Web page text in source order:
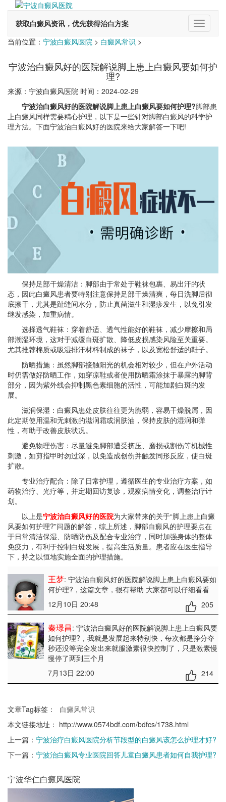
获取白癜风资讯，优先获得治白方案
切
换
当前位置： 宁波白癜风医院 > 白癜风常识 >
宁波治白癜风好的医院解说脚上患上白癜风要如何护
理?
来源：宁波白癜风医院 时间：2024-02-29
宁波治白癜风好的医院解说脚上患上白癜风要如何护理?脚部患
上白癜风同样需要精心护理，以下是一些针对脚部白癜风的科学护
理方法。下面宁波治白癜风好的医院来给大家解答一下吧!
保持足部干燥清洁：脚部由于常处于鞋袜包裹、易出汗的状
态，因此白癜风患者要特别注意保持足部干燥清爽，每日洗脚后彻
底擦干，尤其是趾缝间水分，防止真菌滋生和湿疹发生，以免引发
继发感染，加重病情。
选择透气鞋袜：穿着舒适、透气性能好的鞋袜，减少摩擦和局
部潮湿环境，这对于减缓白斑扩散、降低皮损感染风险至关重要。
尤其推荐棉质或吸湿排汗材料制成的袜子，以及宽松舒适的鞋子。
防晒措施：虽然脚部接触阳光的机会相对较少，但在户外活动
时仍需做好防晒工作，如穿凉鞋或者使用防晒霜涂抹于暴露的脚背
部分，因为紫外线会抑制黑色素细胞的活性，可能加剧白斑的发
展。
滋润保湿：白癜风患处皮肤往往更为脆弱，容易干燥脱屑，因
此定期使用温和无刺激的滋润霜或润肤油，保持皮肤的湿润和弹
性，有助于改善皮肤状况。
避免物理伤害：尽量避免脚部遭受挤压、磨损或割伤等机械性
刺激，如剪指甲时勿过深，以免造成创伤并触发同形反应，使白斑
扩散。
专业治疗配合：除了日常护理，遵循医生的专业治疗方案，如
药物治疗、光疗等，并定期回访复诊，观察病情变化，调整治疗计
划。
以上是宁波治白癜风好的医院为大家带来的关于“脚上患上白癜
风要如何护理?”问题的解答，综上所述，脚部白癜风的护理要点在
于日常清洁保湿、防晒防伤及配合专业治疗，同时加强身体的整体
免疫力，有利于控制白斑发展，提高生活质量。患者应在医生指导
下，持之以恒地实施全面的护理措施。
王梦: 宁波治白癜风好的医院解说脚上患上白癜风要如
何护理? ，这篇文章，很有帮助 大家都可以仔细看看
12月10日 20:48
205
秦璟昌: 宁波治白癜风好的医院解说脚上患上白癜风要
如何护理? ，我就是发展起来特别快，每次都是挣分夺
秒还没等完全发出来就服激素很快控制了，只是激素慢
慢停了两到三个月
7月13日 22:00
214
文章Tag标签：
白癜风常识
本文链接地址： http://www.0574bdf.com/bdfcs/1738.html
上一篇： 宁波治疗白癜风医院分析节段型的白癜风该怎么护理才好?
下一篇： 宁波治白癜风专业医院回答儿童白癜风患者如何自我护理?
宁波华仁白癜风医院